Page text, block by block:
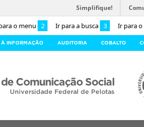
o menu 2 Ir para a busca 3 Ir para
Simplifique!
À INFORMAÇÃO AUDITORIA COBALTO
Comunicação Social
Universidade Federal de Pelotas